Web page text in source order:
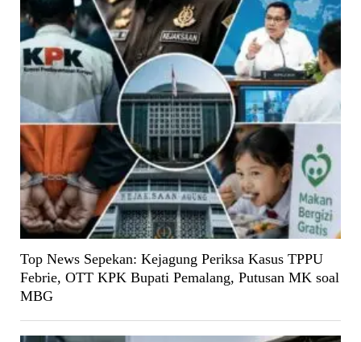
Top News Sepekan: Kejagung Periksa Kasus TPPU
Febrie, OTT KPK Bupati Pemalang, Putusan MK soal
MBG